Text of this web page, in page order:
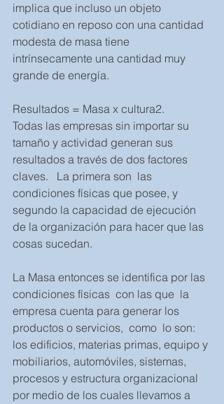
implica que incluso un objeto
cotidiano en reposo con una cantidad
modesta de masa tiene
intrínsecamente una cantidad muy
grande de energía.
Resultados = Masa x cultura2.
Todas las empresas sin importar su
tamaño y actividad generan sus
resultados a través de dos factores
claves.   La primera son  las
condiciones físicas que posee, y
segundo la capacidad de ejecución
de la organización para hacer que las
cosas sucedan.
La Masa entonces se identifica por las
condiciones físicas  con las que  la
empresa cuenta para generar los
productos o servicios,  como  lo son:
los edificios, materias primas, equipo y
mobiliarios, automóviles, sistemas,
procesos y estructura organizacional
por medio de los cuales llevamos a